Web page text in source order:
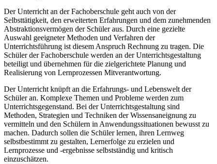
Der Unterricht an der Fachoberschule geht auch von der
Selbsttätigkeit, den erweiterten Erfahrungen und dem zunehmenden
Abstraktionsvermögen der Schüler aus. Durch eine gezielte
Auswahl geeigneter Methoden und Verfahren der
Unterrichtsführung ist diesem Anspruch Rechnung zu tragen. Die
Schüler der Fachoberschule werden an der Unterrichtsgestaltung
beteiligt und übernehmen für die zielgerichtete Planung und
Realisierung von Lernprozessen Mitverantwortung.
Der Unterricht knüpft an die Erfahrungs- und Lebenswelt der
Schüler an. Komplexe Themen und Probleme werden zum
Unterrichtsgegenstand. Bei der Unterrichtsgestaltung sind
Methoden, Strategien und Techniken der Wissensaneignung zu
vermitteln und den Schülern in Anwendungssituationen bewusst zu
machen. Dadurch sollen die Schüler lernen, ihren Lernweg
selbstbestimmt zu gestalten, Lernerfolge zu erzielen und
Lernprozesse und -ergebnisse selbstständig und kritisch
einzuschätzen.